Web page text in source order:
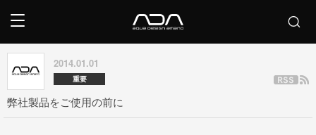
2014.01.01
重要
弊社製品をご使用の前に